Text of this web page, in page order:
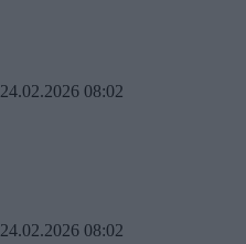
24.02.2026 08:02
24.02.2026 08:02